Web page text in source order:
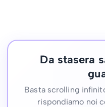
Da stasera
Basta scrolling
rispondiamo noi